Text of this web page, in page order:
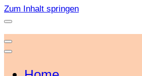
Zum Inhalt springen